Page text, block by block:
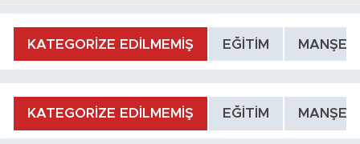
KATEGORİZE EDİLMEMİŞ EĞİTİM MANŞET
KATEGORİZE EDİLMEMİŞ EĞİTİM MANŞET